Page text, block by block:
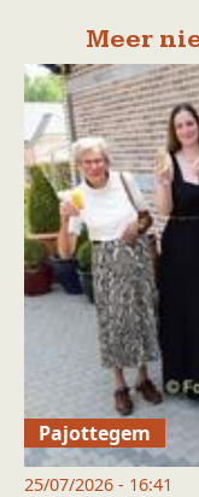
Meer
Pajottegem
25/07/2026 - 16:41